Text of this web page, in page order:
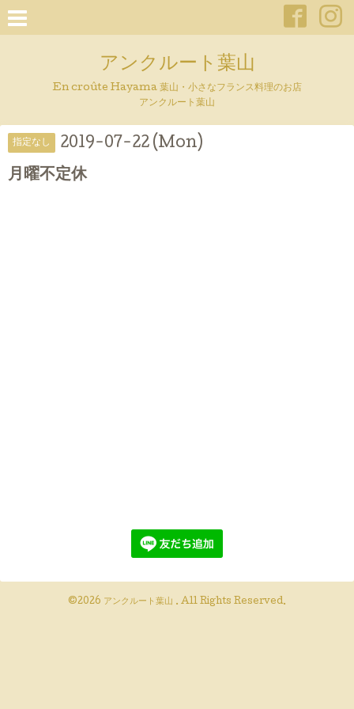
アンクルート葉山
En croûte Hayama 葉山・小さなフランス料理のお店
アンクルート葉山
指定なし 2019-07-22 (Mon)
月曜不定休
©2026 アンクルート葉山 . All Rights Reserved.